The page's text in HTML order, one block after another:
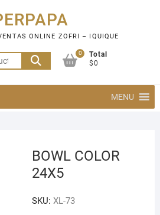
ONLINE ZOFRI – IQUIQUE
Buscar
por:
0
Total
$0
MENU
BOWL COLOR
24X5
SKU:XL-73